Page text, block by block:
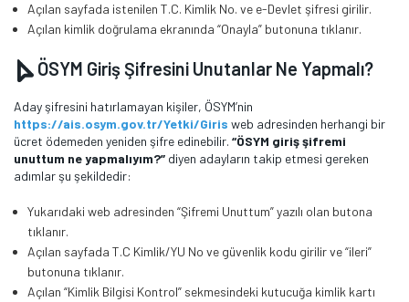
Açılan sayfada istenilen T.C. Kimlik No. ve e-Devlet şifresi girilir.
Açılan kimlik doğrulama ekranında “Onayla” butonuna tıklanır.
ÖSYM Giriş Şifresini Unutanlar Ne Yapmalı?
Aday şifresini hatırlamayan kişiler, ÖSYM’nin
https://ais.osym.gov.tr/Yetki/Giris web adresinden herhangi bir
ücret ödemeden yeniden şifre edinebilir. “ÖSYM giriş şifremi
unuttum ne yapmalıyım?” diyen adayların takip etmesi gereken
adımlar şu şekildedir:
Yukarıdaki web adresinden “Şifremi Unuttum” yazılı olan butona
tıklanır.
Açılan sayfada T.C Kimlik/YU No ve güvenlik kodu girilir ve “ileri”
butonuna tıklanır.
Açılan “Kimlik Bilgisi Kontrol” sekmesindeki kutucuğa kimlik kartı